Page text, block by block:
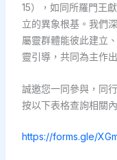
15），如同所羅門王
立的異象根基。我們
屬靈群體能彼此建立
靈引導，共同為主作
誠邀您一同參與，同
按以下表格查詢相關內
https://forms.gle/